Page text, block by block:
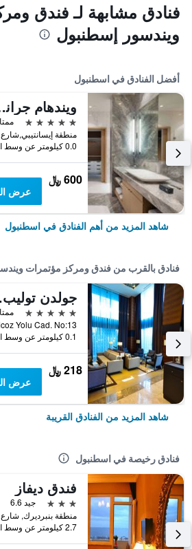
فنادق مشابهة لـ فندق
ويندسور إسطنبول
أفضل الفنادق في اسطنبول
5 نجوم
ممتاز
0.0 كيلومتر عن وسط المدينة
600 ﷼
عرض
شاهد المزيد من أهم الفنادق في اسطنبول
فنادق بالقرب من فندق ومركز مؤتمرات
5 نجوم
ممتاز
0.1 كيلومتر عن وسط المدينة
218 ﷼
عرض
شاهد المزيد من الفنادق القريبة
فنادق رخيصة في اسطنبول
فندق ديفاز
3 نجوم
جيد 6.6
2.7 كيلومتر عن وسط المدينة